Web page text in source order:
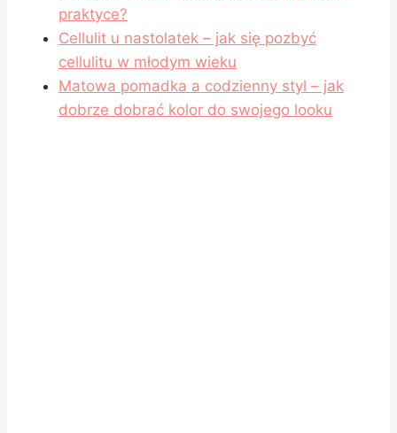
praktyce?
Cellulit u nastolatek – jak się pozbyć
cellulitu w młodym wieku
Matowa pomadka a codzienny styl – jak
dobrze dobrać kolor do swojego looku